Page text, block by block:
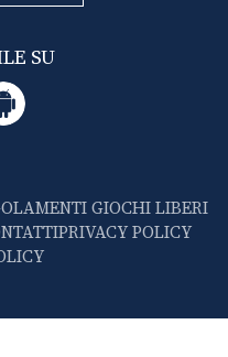
SU
GIOCHI LIBERI
PRIVACY POLICY